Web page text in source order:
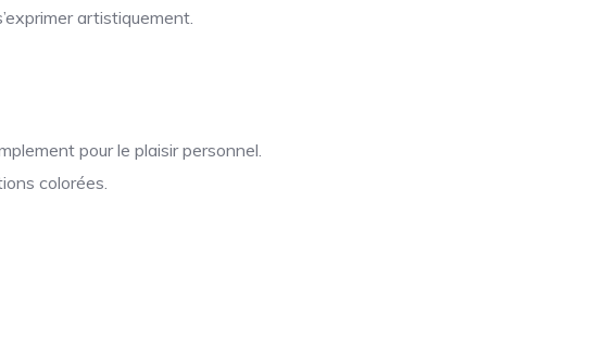
artistiquement.
pour le plaisir personnel.
colorées.